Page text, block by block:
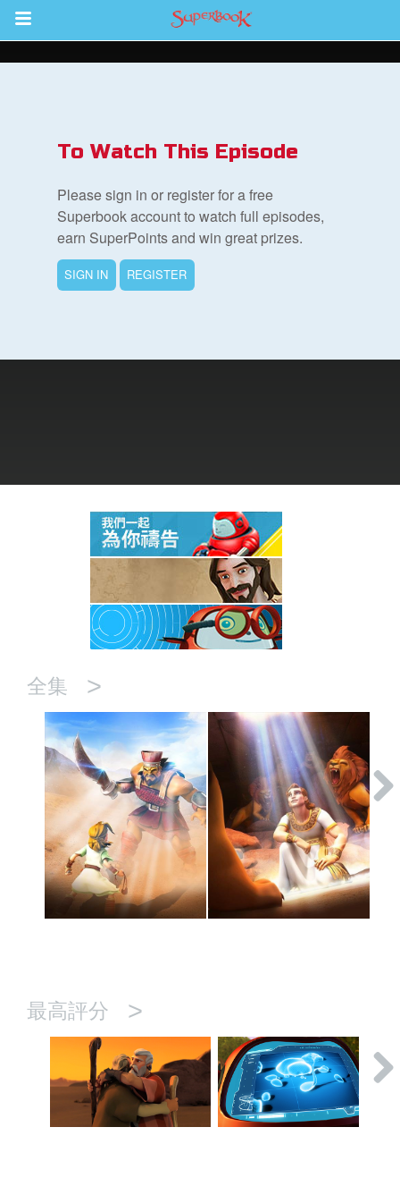
Return to Content
To Watch This Episode
Please sign in or register for a free
Superbook account to watch full episodes,
earn SuperPoints and win great prizes.
SIGN IN REGISTER
全集 >
最高評分 >